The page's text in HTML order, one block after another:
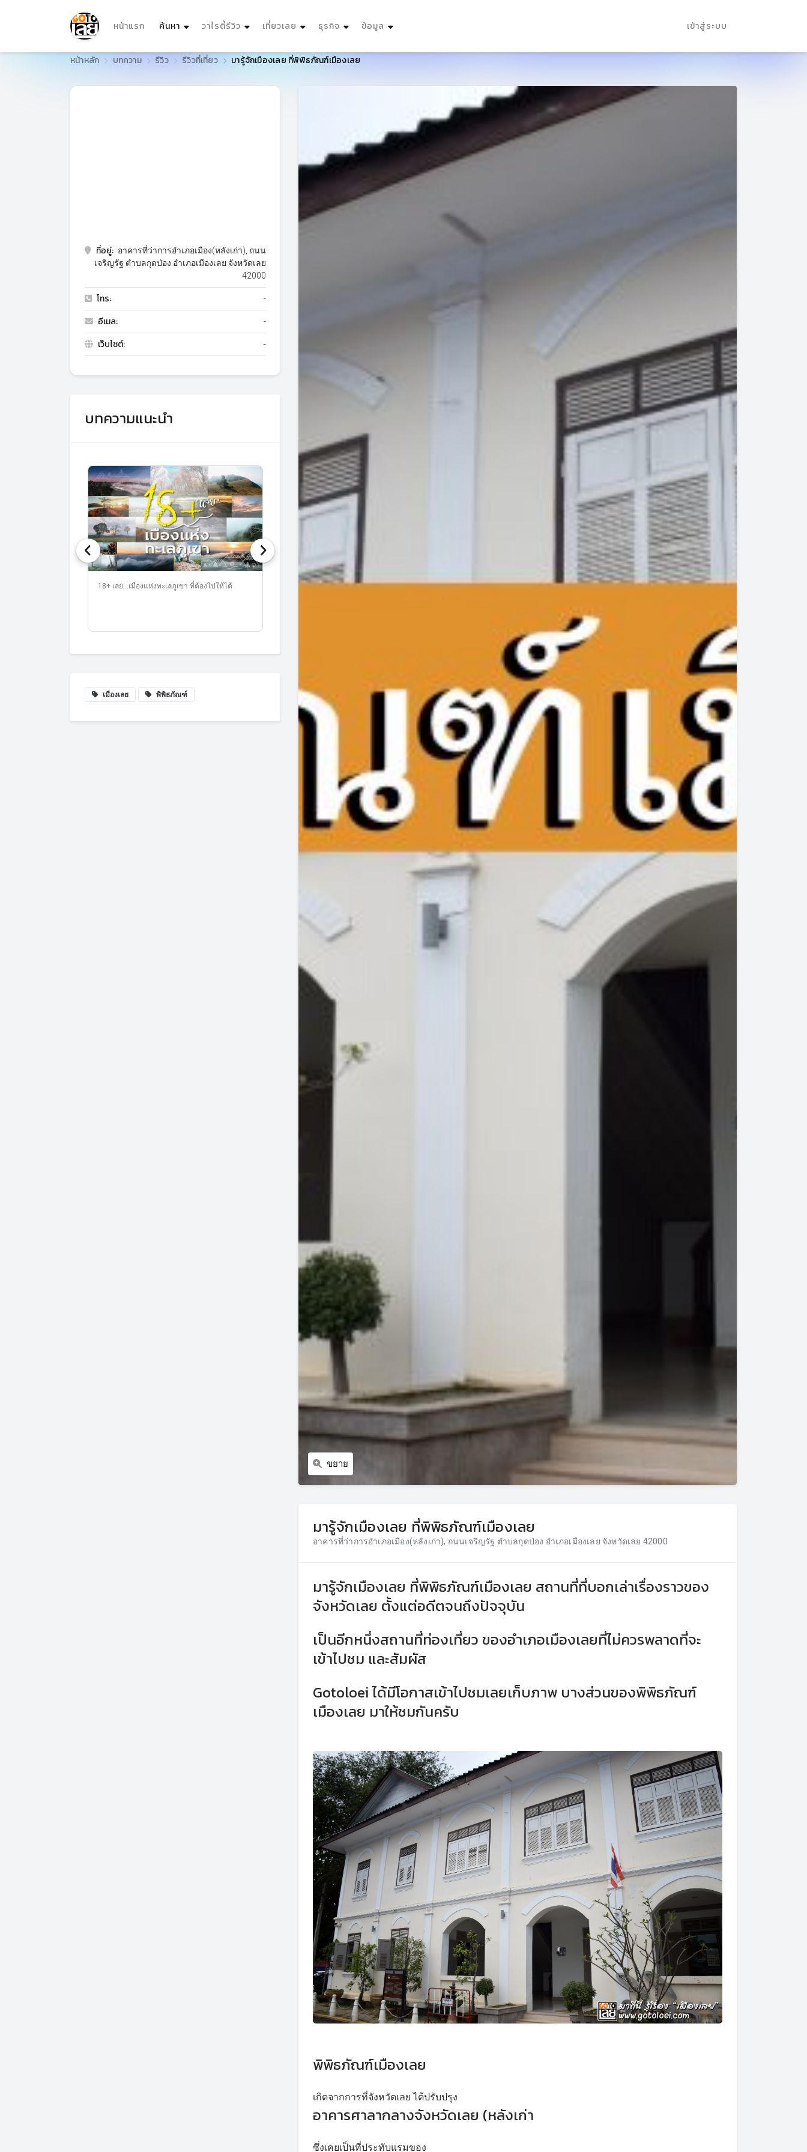
หน้าแรก ค้นหา (current)วาไรตี้รีวิว เที่ยวเลย ธุรกิจ ข้อมูล เข้าสู่ระบบ
หน้าหลัก บทความ รีวิว รีวิวที่เที่ยว มารู้จักเมืองเลย ที่พิพิธภัณฑ์เมืองเลย
ที่อยู่: อาคารที่ว่าการอำเภอเมือง(หลังเก่า), ถนน
เจริญรัฐ ตำบลกุดป่อง อำเภอเมืองเลย จังหวัดเลย
42000
โทร: -
อีเมล: -
เว็บไซต์: -
บทความแนะนำ
18+ เลย...เมืองแห่งทะเลภูเขา ที่ต้องไปให้ได้ เที่ยวภูบ่อบิด ชมทะเลภูเขา คละเคล้ากับสายหมอก 7 คำถามยอดฮิต เกี่ยวกับเชียงคาน แนะนำ 10 ที่เที่ยวหน้าหนาว จังหวัดเลย
เมืองเลย พิพิธภัณฑ์
ขยาย
มารู้จักเมืองเลย ที่พิพิธภัณฑ์เมืองเลย
อาคารที่ว่าการอำเภอเมือง(หลังเก่า), ถนนเจริญรัฐ ตำบลกุดป่อง อำเภอเมืองเลย จังหวัดเลย 42000
มารู้จักเมืองเลย ที่พิพิธภัณฑ์เมืองเลย สถานที่ที่บอกเล่าเรื่องราวของ
จังหวัดเลย ตั้งแต่อดีตจนถึงปัจจุบัน
เป็นอีกหนึ่งสถานที่ท่องเที่ยว ของอำเภอเมืองเลยที่ไม่ควรพลาดที่จะ
เข้าไปชม และสัมผัส
Gotoloei ได้มีโอกาสเข้าไปชมเลยเก็บภาพ บางส่วนของพิพิธภัณฑ์
เมืองเลย มาให้ชมกันครับ
พิพิธภัณฑ์เมืองเลย
เกิดจากการที่จังหวัดเลย ได้ปรับปรุง
อาคารศาลากลางจังหวัดเลย (หลังเก่า
ซึ่งเคยเป็นที่ประทับแรมของ